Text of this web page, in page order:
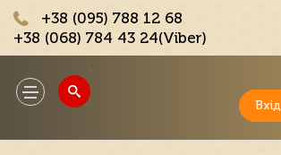
+38 (095) 788 12 68
+38 (068) 784 43 24(Viber)
Toggle
navigation
Вхід